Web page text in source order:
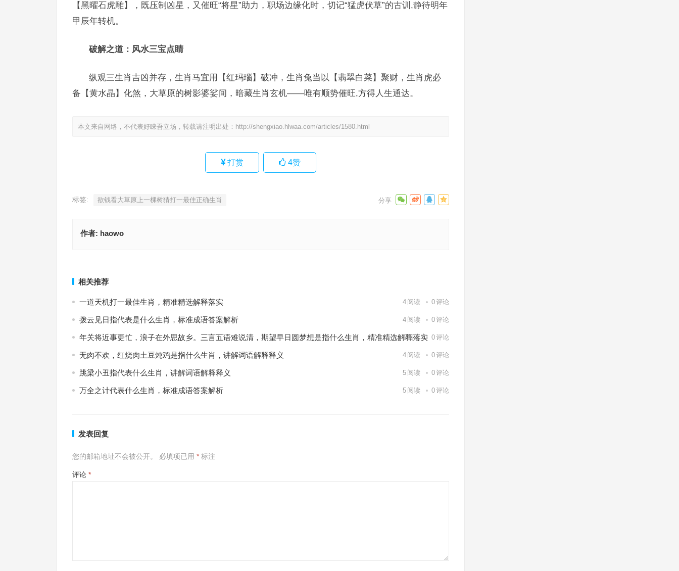
【黑曜石虎雕】，既压制凶星，又催旺“将星”助力，职场边缘化时，切记“猛虎伏草”的古训,静待明年
甲辰年转机。
破解之道：风水三宝点睛
纵观三生肖吉凶并存，生肖马宜用【红玛瑙】破冲，生肖兔当以【翡翠白菜】聚财，生肖虎必
备【黄水晶】化煞，大草原的树影婆娑间，暗藏生肖玄机——唯有顺势催旺,方得人生通达。
本文来自网络，不代表好睐吾立场，转载请注明出处： http://shengxiao.hlwaa.com/articles/1580.html
打赏 4赞
标签: 欲钱看大草原上一棵树猜打一最佳正确生肖
作者: haowo
相关推荐
一道天机打一最佳生肖，精准精选解释落实 4 阅读 0评论
拨云见日指代表是什么生肖，标准成语答案解析 4 阅读 0评论
年关将近事更忙，浪子在外思故乡。三言五语难说清，期望早日圆梦想是指什么生肖，精准精选解释落实
5阅读 0评论
无肉不欢，红烧肉土豆炖鸡是指什么生肖，讲解词语解释释义 4 阅读 0评论
跳梁小丑指代表什么生肖，讲解词语解释释义 5 阅读 0评论
万全之计代表什么生肖，标准成语答案解析 5 阅读 0评论
发表回复
您的邮箱地址不会被公开。 必填项已用 * 标注
评论 *